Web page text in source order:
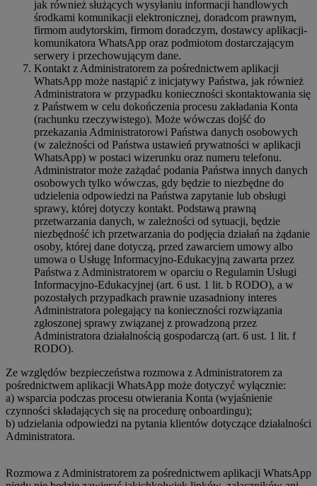
jak również służących wysyłaniu informacji handlowych
środkami komunikacji elektronicznej, doradcom prawnym,
firmom audytorskim, firmom doradczym, dostawcy aplikacji-
komunikatora WhatsApp oraz podmiotom dostarczającym
serwery i przechowującym dane.
Kontakt z Administratorem za pośrednictwem aplikacji
WhatsApp może nastąpić z inicjatywy Państwa, jak również
Administratora w przypadku konieczności skontaktowania się
z Państwem w celu dokończenia procesu zakładania Konta
(rachunku rzeczywistego). Może wówczas dojść do
przekazania Administratorowi Państwa danych osobowych
(w zależności od Państwa ustawień prywatności w aplikacji
WhatsApp) w postaci wizerunku oraz numeru telefonu.
Administrator może zażądać podania Państwa innych danych
osobowych tylko wówczas, gdy będzie to niezbędne do
udzielenia odpowiedzi na Państwa zapytanie lub obsługi
sprawy, której dotyczy kontakt. Podstawą prawną
przetwarzania danych, w zależności od sytuacji, będzie
niezbędność ich przetwarzania do podjęcia działań na żądanie
osoby, której dane dotyczą, przed zawarciem umowy albo
umowa o Usługę Informacyjno-Edukacyjną zawarta przez
Państwa z Administratorem w oparciu o Regulamin Usługi
Informacyjno-Edukacyjnej (art. 6 ust. 1 lit. b RODO), a w
pozostałych przypadkach prawnie uzasadniony interes
Administratora polegający na konieczności rozwiązania
zgłoszonej sprawy związanej z prowadzoną przez
Administratora działalnością gospodarczą (art. 6 ust. 1 lit. f
RODO).
Ze względów bezpieczeństwa rozmowa z Administratorem za
pośrednictwem aplikacji WhatsApp może dotyczyć wyłącznie:
a) wsparcia podczas procesu otwierania Konta (wyjaśnienie
czynności składających się na procedurę onboardingu);
b) udzielania odpowiedzi na pytania klientów dotyczące działalności
Administratora.
Rozmowa z Administratorem za pośrednictwem aplikacji WhatsApp